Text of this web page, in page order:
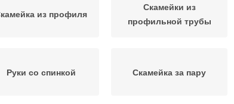
из профиля
Скамейки из
профильной трубы
Руки со спинкой Скамейка за пару